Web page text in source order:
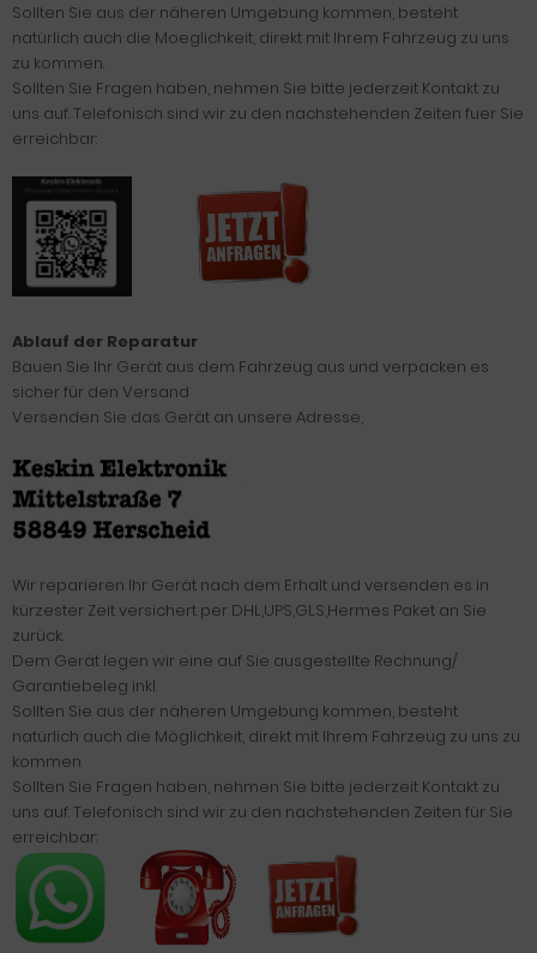
Sollten Sie aus der näheren Umgebung kommen, besteht
natürlich auch die Moeglichkeit, direkt mit Ihrem Fahrzeug zu uns
zu kommen.
Sollten Sie Fragen haben, nehmen Sie bitte jederzeit Kontakt zu
uns auf. Telefonisch sind wir zu den nachstehenden Zeiten fuer Sie
erreichbar:
Ablauf der Reparatur
Bauen Sie Ihr Gerät aus dem Fahrzeug aus und verpacken es
sicher für den Versand
Versenden Sie das Gerät an unsere Adresse,
Wir reparieren Ihr Gerät nach dem Erhalt und versenden es in
kürzester Zeit versichert per DHL,UPS,GLS,Hermes Paket an Sie
zurück.
Dem Gerät legen wir eine auf Sie ausgestellte Rechnung/
Garantiebeleg inkl.
Sollten Sie aus der näheren Umgebung kommen, besteht
natürlich auch die Möglichkeit, direkt mit Ihrem Fahrzeug zu uns zu
kommen.
Sollten Sie Fragen haben, nehmen Sie bitte jederzeit Kontakt zu
uns auf. Telefonisch sind wir zu den nachstehenden Zeiten für Sie
erreichbar: